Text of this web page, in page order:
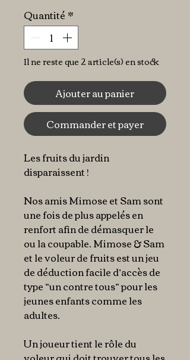
Quantité *
Il ne reste que 2 article(s) en stock
Ajouter au panier
Commander et payer
Les fruits du jardin
disparaissent !
Nos amis Mimose et Sam sont
une fois de plus appelés en
renfort afin de démasquer le
ou la coupable. Mimose & Sam
et le voleur de fruits est un jeu
de déduction facile d’accès de
type “un contre tous” pour les
jeunes enfants comme les
adultes.
Un joueur tient le rôle du